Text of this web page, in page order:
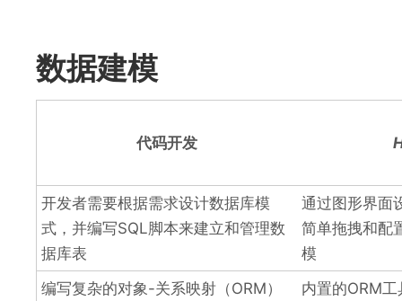
数据建模
代码开发
开发者需要根据需求设计数据库模
式，并编写SQL脚本来建立和管理数
据库表
通过图形界面
简单拖拽和配
模
编写复杂的对象-关系映射（ORM）
内置的ORM